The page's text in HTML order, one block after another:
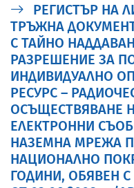
РЕГИСТЪР НА
ТРЪЖНА
С ТАЙНО
РАЗРЕШЕНИЕ ЗА
ИНДИВИДУАЛНО
РЕСУРС –
ОСЪЩЕСТВЯВАНЕ
ЕЛЕКТРОННИ
НАЗЕМНА МРЕЖА
НАЦИОНАЛНО
ГОДИНИ, ОБЯВЕН